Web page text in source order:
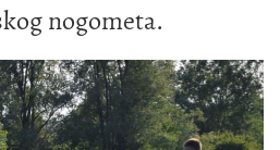
nogometa.